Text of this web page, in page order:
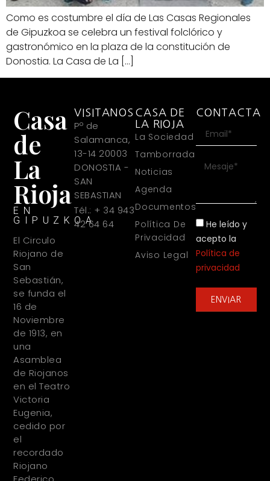
Como es costumbre el día de Las Casas Regionales
de Gipuzkoa se celebra un festival folclórico y
gastronómico en la plaza de la constitución de
Donostia. La Casa de La […]
Casa
de
La
Rioja
EN
GIPUZKOA
El Circulo
Riojano de
San
Sebastián,
se funda el
16 de
Noviembre
de 1913, en
una
Asamblea
de Riojanos
en el Teatro
Victoria
Eugenia,
cedido por
el
recordado
Riojano
VISITANOS
Pº de
Salamanca,
13-14 20003
DONOSTIA -
SAN
SEBASTIAN
Tél.: + 34 943
42 64 64
CASA DE
LA RIOJA
La Sociedad
Tamborrada
Noticias
Agenda
Documentos
Política De
Privacidad
Aviso Legal
CONTACTA
He leído y
acepto la
Política de
privacidad
ENVIAR